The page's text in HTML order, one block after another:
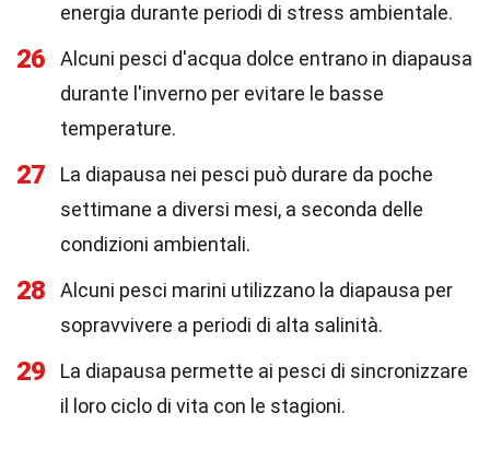
energia durante periodi di stress ambientale.
26
Alcuni pesci d'acqua dolce entrano in diapausa
durante l'inverno per evitare le basse
temperature.
27
La diapausa nei pesci può durare da poche
settimane a diversi mesi, a seconda delle
condizioni ambientali.
28
Alcuni pesci marini utilizzano la diapausa per
sopravvivere a periodi di alta salinità.
29
La diapausa permette ai pesci di sincronizzare
il loro ciclo di vita con le stagioni.